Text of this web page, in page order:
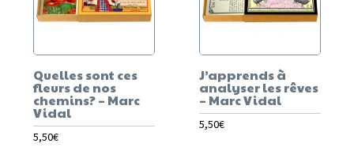
Quelles sont ces
fleurs de nos
chemins? – Marc
Vidal
5,50€
J’apprends à
analyser les rêves
– Marc Vidal
5,50€